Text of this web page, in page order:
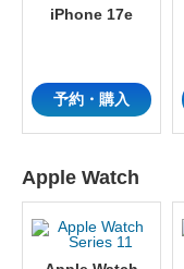
iPhone 17e
予約・購入
Apple Watch